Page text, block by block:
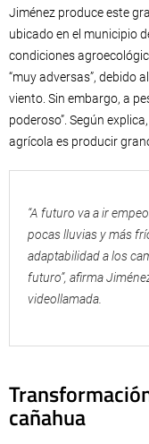
Jiménez produce este
ubicado en el municipio
condiciones
“muy adversas”, debido
viento. Sin embargo, a
poderoso”. Según
agrícola es producir
“A futuro va a ir
pocas lluvias y más
adaptabilidad a los
futuro”, afirma
videollamada.
cañahua